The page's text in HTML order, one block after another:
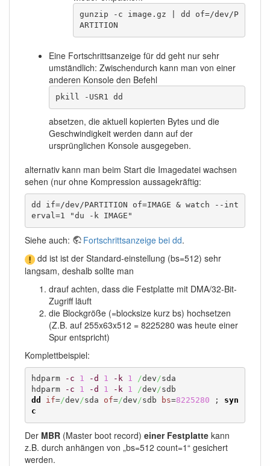
gunzip -c image.gz | dd of=/dev/P
ARTITION
Eine Fortschrittsanzeige für dd geht nur sehr
umständlich: Zwischendurch kann man von einer
anderen Konsole den Befehl
pkill -USR1 dd
absetzen, die aktuell kopierten Bytes und die
Geschwindigkeit werden dann auf der
ursprünglichen Konsole ausgegeben.
alternativ kann man beim Start die Imagedatei wachsen
sehen (nur ohne Kompression aussagekräftig:
dd if=/dev/PARTITION of=IMAGE & watch --int
erval=1 "du -k IMAGE"
Siehe auch: Fortschrittsanzeige bei dd.
dd ist ist der Standard-einstellung (bs=512) sehr
langsam, deshalb sollte man
drauf achten, dass die Festplatte mit DMA/32-Bit-
Zugriff läuft
die Blockgröße (=blocksize kurz bs) hochsetzen
(Z.B. auf 255x63x512 = 8225280 was heute einer
Spur entspricht)
Komplettbeispiel:
hdparm -c 1 -d 1 -k 1 /dev/sda
hdparm
-c 1 -d 1 -k 1 /dev/
dd
if=/dev/sda of=/dev/sdb bs=8225280 ; syn
c
Der MBR (Master boot record) einer Festplatte kann
z.B. durch anhängen von „bs=512 count=1“ gesichert
werden.